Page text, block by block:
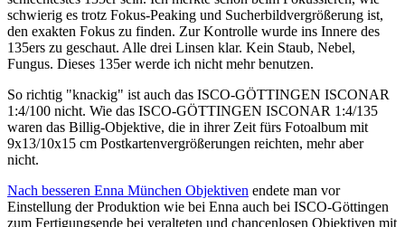
schwierig es trotz Fokus-Peaking und Sucherbildvergrößerung ist,
den exakten Fokus zu finden. Zur Kontrolle wurde ins Innere des
135ers zu geschaut. Alle drei Linsen klar. Kein Staub, Nebel,
Fungus. Dieses 135er werde ich nicht mehr benutzen.
So richtig "knackig" ist auch das ISCO-GÖTTINGEN ISCONAR
1:4/100 nicht. Wie das ISCO-GÖTTINGEN ISCONAR 1:4/135
waren das Billig-Objektive, die in ihrer Zeit fürs Fotoalbum mit
9x13/10x15 cm Postkartenvergrößerungen reichten, mehr aber
nicht.
Nach besseren Enna München Objektiven endete man vor
Einstellung der Produktion wie bei Enna auch bei ISCO-Göttingen
zum Fertigungsende bei veralteten und chancenlosen Objektiven mit